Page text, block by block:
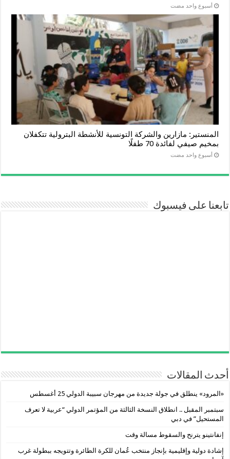
‏أسبوع واحد مضت
المنستير: مازارين والشركة التونسية للأنشطة البترولية تتكفلان
بمخيم صيفي لفائدة 70 طفلًا
‏أسبوع واحد مضت
تابعنا على فيسبوك
أحدث المقالات
«المرود» ينطلق في جولة جديدة من مهرجان سبيبة الدولي 25 أغسطس
سبتمبر المقبل .. انطلاق النسخة الثالثة من المؤتمر الدولي “عربية لا تعرف
المستحيل” في دبي
إنفانتينو يترنح والسقوط مسالة وقت
إشادة دولية وإقليمية بإنجاز منتخب عُمان للكرة الطائرة وتتويجه ببطولة غرب